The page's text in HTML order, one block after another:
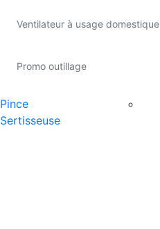
Ventilateur à usage domestique
Promo outillage
Pince
Sertisseuse